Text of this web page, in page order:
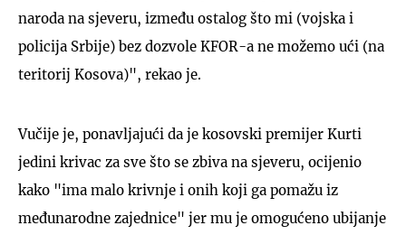
naroda na sjeveru, između ostalog što mi (vojska i
policija Srbije) bez dozvole KFOR-a ne možemo ući (na
teritorij Kosova)", rekao je.
Vučije je, ponavljajući da je kosovski premijer Kurti
jedini krivac za sve što se zbiva na sjeveru, ocijenio
kako "ima malo krivnje i onih koji ga pomažu iz
međunarodne zajednice" jer mu je omogućeno ubijanje